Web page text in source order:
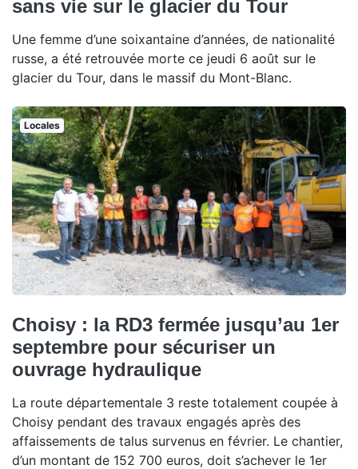
sans vie sur le glacier du Tour
Une femme d’une soixantaine d’années, de nationalité
russe, a été retrouvée morte ce jeudi 6 août sur le
glacier du Tour, dans le massif du Mont-Blanc.
Locales
Choisy : la RD3 fermée jusqu’au 1er
septembre pour sécuriser un
ouvrage hydraulique
La route départementale 3 reste totalement coupée à
Choisy pendant des travaux engagés après des
affaissements de talus survenus en février. Le chantier,
d’un montant de 152 700 euros, doit s’achever le 1er